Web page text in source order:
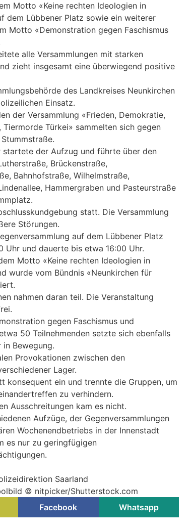
Motto «Keine rechten Ideologien in
dem Lübbener Platz sowie ein weiterer
Motto «Demonstration gegen Faschismus
alle Versammlungen mit starken
zieht insgesamt eine überwiegend positive
des Landkreises Neunkirchen
Einsatz.
der Versammlung «Frieden, Demokratie,
Tiermorde Türkei» sammelten sich gegen
startete der Aufzug und führte über den
Brückenstraße,
Bahnhofstraße, Wilhelmstraße,
Hammergraben und Pasteurstraße
statt. Die Versammlung
Störungen.
auf dem Lübbener Platz
Uhr und dauerte bis etwa 16:00 Uhr.
Motto «Keine rechten Ideologien in
wurde vom Bündnis «Neunkirchen für
nahmen daran teil. Die Veranstaltung
gegen Faschismus und
50 Teilnehmenden setzte sich ebenfalls
in Bewegung.
Provokationen zwischen den
Lager.
konsequent ein und trennte die Gruppen, um
zu verhindern.
Ausschreitungen kam es nicht.
Aufzüge, der Gegenversammlungen
Wochenendbetriebs in der Innenstadt
es nur zu geringfügigen
Saarland
© nitpicker/Shutterstock.com
Facebook Whatsapp